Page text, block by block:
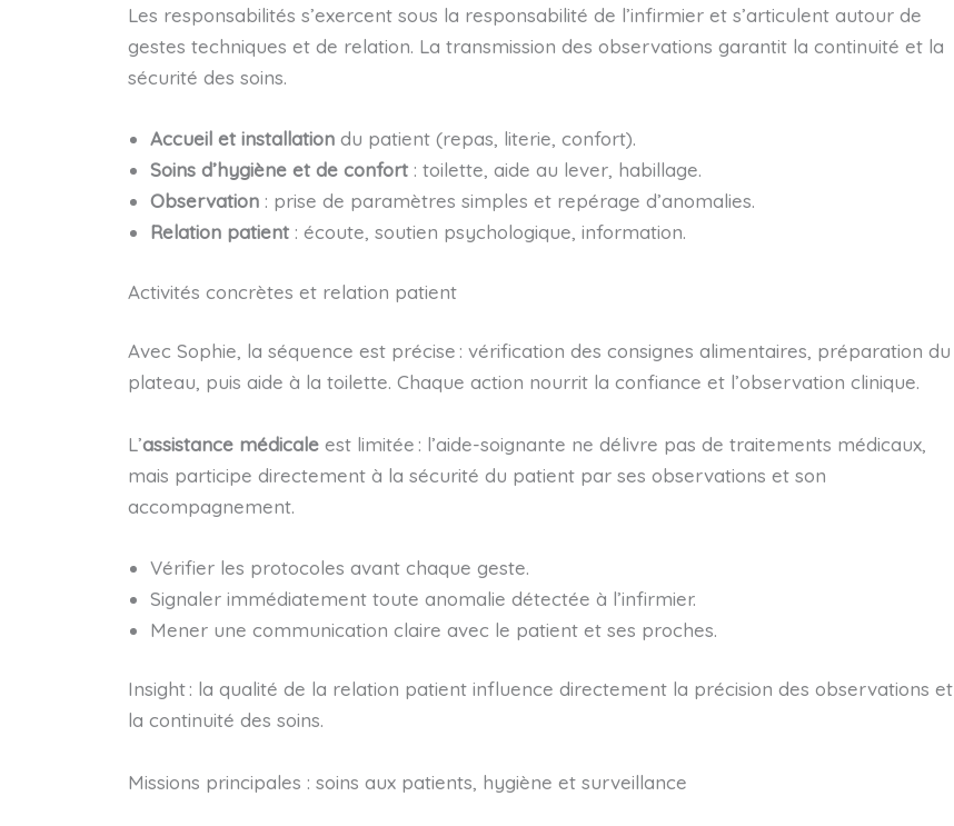
Les responsabilités s’exercent sous la responsabilité de l’infirmier et s’articulent autour de
gestes techniques et de relation. La transmission des observations garantit la continuité et la
sécurité des soins.
Accueil et installationdu patient (repas, literie, confort).
Soins d’hygiène et de confort: toilette, aide au lever, habillage.
Observation: prise de paramètres simples et repérage d’anomalies.
Relation patient: écoute, soutien psychologique, information.
Activités concrètes et relation patient
Avec Sophie, la séquence est précise : vérification des consignes alimentaires, préparation du
plateau, puis aide à la toilette. Chaque action nourrit la confiance et l’observation clinique.
L’assistance médicaleest limitée : l’aide-soignante ne délivre pas de traitements médicaux,
mais participe directement à la sécurité du patient par ses observations et son
accompagnement.
Vérifier les protocoles avant chaque geste.
Signaler immédiatement toute anomalie détectée à l’infirmier.
Mener une communication claire avec le patient et ses proches.
Insight : la qualité de la relation patient influence directement la précision des observations et
la continuité des soins.
Missions principales : soins aux patients, hygiène et surveillance